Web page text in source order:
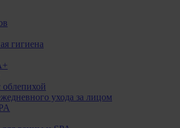
гигиена
ухода за лицом